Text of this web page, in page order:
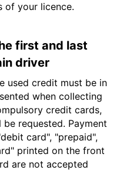
of your licence.
first and last
driver
used credit must be in
when collecting
credit cards,
requested. Payment
card", "prepaid",
printed on the front
are not accepted